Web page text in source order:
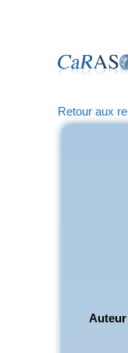
Retour aux
Auteur